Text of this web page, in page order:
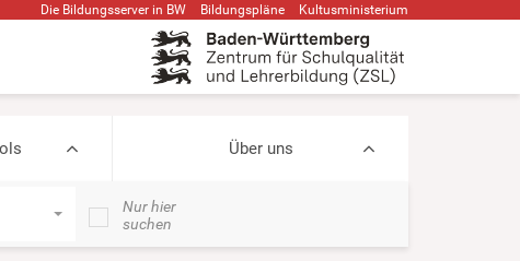
Die Bildungsserver in BW Bildungspläne Kultusministerium
Über uns
Nur hier
suchen